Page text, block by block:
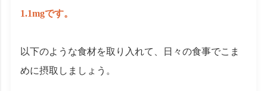
1.1mgです。
以下のような食材を取り入れて、日々の食事でこま
めに摂取しましょう。